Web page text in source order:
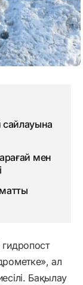
мен
ал
Бақылау